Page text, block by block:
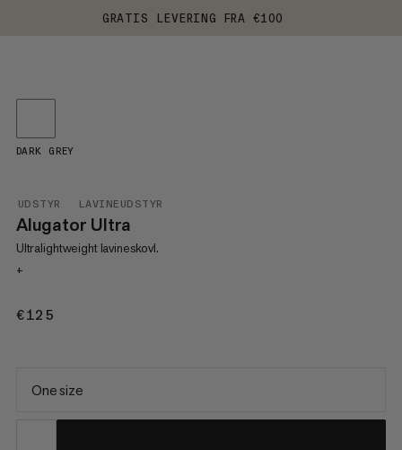
GRATIS LEVERING FRA €100
UDSTYR LAVINEUDSTYR
Alugator Ultra
Ultralightweight lavineskovl.
+
€125
DARK GREY
One size